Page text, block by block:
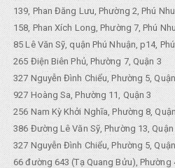
139, Phan Đăng Lưu, Phường 2, Phú
158, Phan Xích Long, Phường 7, Phú
85 Lê Văn Sỹ, quận Phú Nhuận, p14,
265 Điện Biên Phủ, Phường 7, Quận 3
327 Nguyễn Đình Chiểu, Phường 5,
927 Hoàng Sa, Phường 11, Quận 3
256 Nam Kỳ Khởi Nghĩa, Phường 8,
386 Đường Lê Văn Sỹ, Phường 13, Quận
327 Nguyễn Đình Chiểu, Phường 5,
66 đường 643 (Tạ Quang Bửu), Phường